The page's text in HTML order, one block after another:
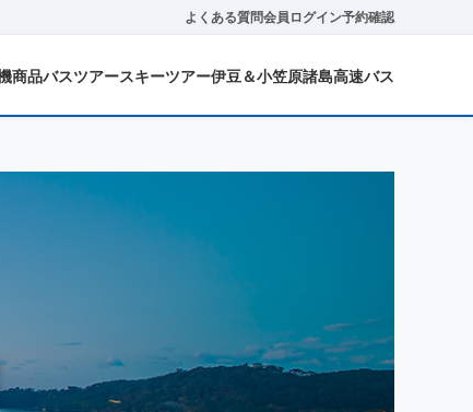
よくある質問会員ログイン予約確認
商品バスツアースキーツアー伊豆＆小笠原諸島高速バス